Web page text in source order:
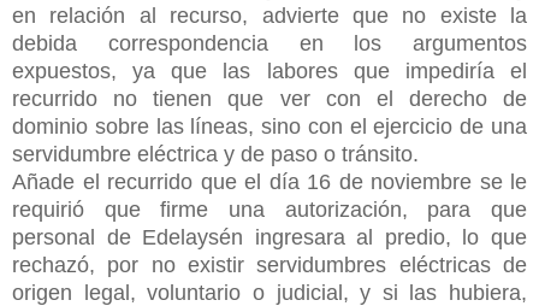
en relación al recurso, advierte que no existe la
debida correspondencia en los argumentos
expuestos, ya que las labores que impediría el
recurrido no tienen que ver con el derecho de
dominio sobre las líneas, sino con el ejercicio de una
servidumbre eléctrica y de paso o tránsito.
Añade el recurrido que el día 16 de noviembre se le
requirió que firme una autorización, para que
personal de Edelaysén ingresara al predio, lo que
rechazó, por no existir servidumbres eléctricas de
origen legal, voluntario o judicial, y si las hubiera,